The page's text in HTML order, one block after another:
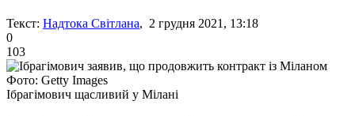
Текст: Надтока Світлана, 2 грудня 2021, 13:18
0
103
Фото: Getty Images
Ібрагімович щасливий у Мілані